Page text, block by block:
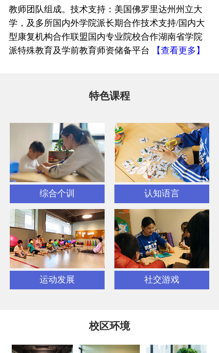
教师团队组成。技术支持：美国佛罗里达州州立大
学，及多所国内外学院派长期合作技术支持/国内大
型康复机构合作联盟国内专业院校合作湖南省学院
派特殊教育及学前教育师资储备平台
【查看更多】
特色课程
综合个训 认知语言
运动发展 社交游戏
校区环境